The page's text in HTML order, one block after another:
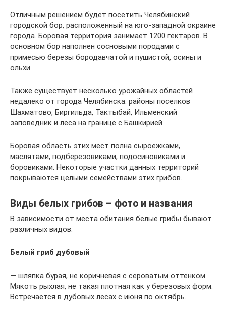
Отличным решением будет посетить Челябинский
городской бор, расположенный на юго-западной окраине
города. Боровая территория занимает 1200 гектаров. В
основном бор наполнен сосновыми породами с
примесью березы бородавчатой и пушистой, осины и
ольхи.
Также существует несколько урожайных областей
недалеко от города Челябинска: районы поселков
Шахматово, Биргильда, Тактыбай, Ильменский
заповедник и леса на границе с Башкирией.
Боровая область этих мест полна сыроежками,
маслятами, подберезовиками, подосиновиками и
боровиками. Некоторые участки данных территорий
покрываются целыми семействами этих грибов.
Виды белых грибов – фото и названия
В зависимости от места обитания белые грибы бывают
различных видов.
Белый гриб дубовый
— шляпка бурая, не коричневая с сероватым оттенком.
Мякоть рыхлая, не такая плотная как у березовых форм.
Встречается в дубовых лесах с июня по октябрь.